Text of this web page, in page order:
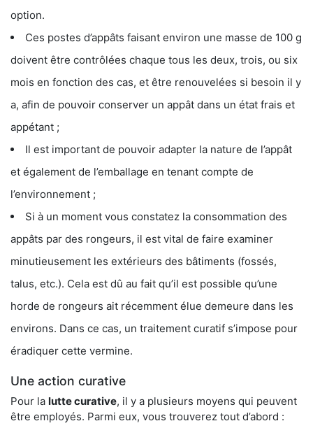
option.
Ces postes d’appâts faisant environ une masse de 100 g
doivent être contrôlées chaque tous les deux, trois, ou six
mois en fonction des cas, et être renouvelées si besoin il y
a, afin de pouvoir conserver un appât dans un état frais et
appétant ;
Il est important de pouvoir adapter la nature de l’appât
et également de l’emballage en tenant compte de
l’environnement ;
Si à un moment vous constatez la consommation des
appâts par des rongeurs, il est vital de faire examiner
minutieusement les extérieurs des bâtiments (fossés,
talus, etc.). Cela est dû au fait qu’il est possible qu’une
horde de rongeurs ait récemment élue demeure dans les
environs. Dans ce cas, un traitement curatif s’impose pour
éradiquer cette vermine.
Une action curative
Pour la lutte curative, il y a plusieurs moyens qui peuvent
être employés. Parmi eux, vous trouverez tout d’abord :